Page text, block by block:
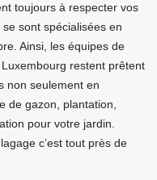
toujours à respecter vos
sont spécialisées en
Ainsi, les équipes de
restent prêtent
non seulement en
de gazon, plantation,
pour votre jardin.
c’est tout près de